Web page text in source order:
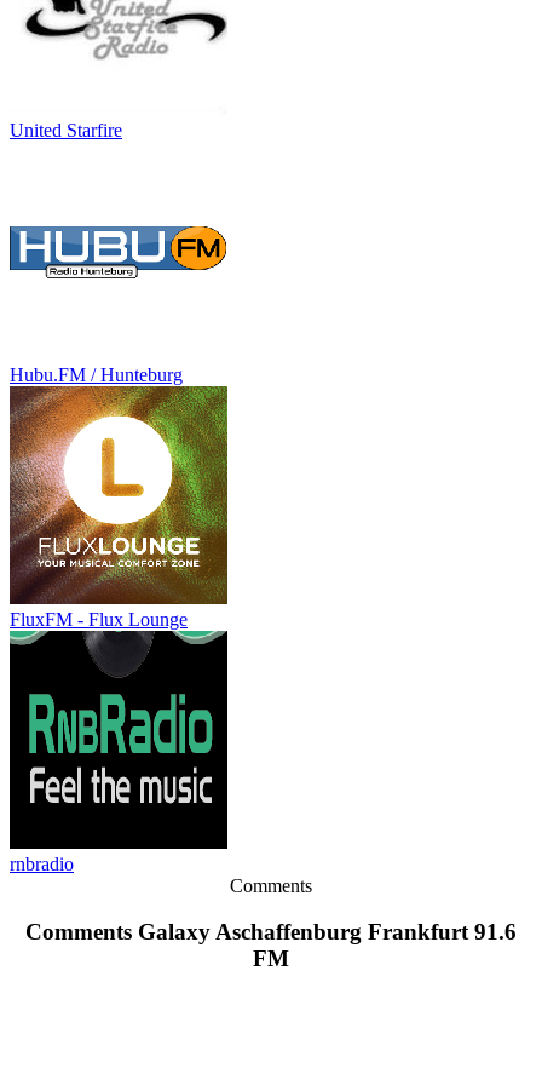
United Starfire
Hubu.FM / Hunteburg
FluxFM - Flux Lounge
rnbradio
Comments
Comments Galaxy Aschaffenburg Frankfurt 91.6
FM